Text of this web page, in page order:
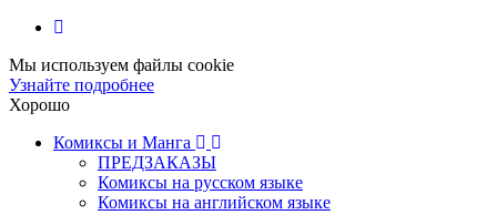
Мы используем файлы cookie
Узнайте подробнее
Хорошо
Комиксы и Манга
ПРЕДЗАКАЗЫ
Комиксы на русском языке
Комиксы на английском языке